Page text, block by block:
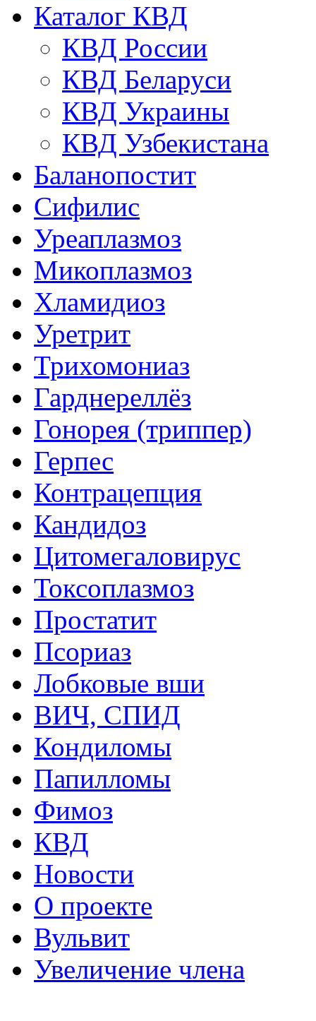
Каталог КВД
КВД России
КВД Беларуси
КВД Украины
КВД Узбекистана
Баланопостит
Сифилис
Уреаплазмоз
Микоплазмоз
Хламидиоз
Уретрит
Трихомониаз
Гарднереллёз
Гонорея (триппер)
Герпес
Контрацепция
Кандидоз
Цитомегаловирус
Токсоплазмоз
Простатит
Псориаз
Лобковые вши
ВИЧ, СПИД
Кондиломы
Папилломы
Фимоз
КВД
Новости
О проекте
Вульвит
Увеличение члена